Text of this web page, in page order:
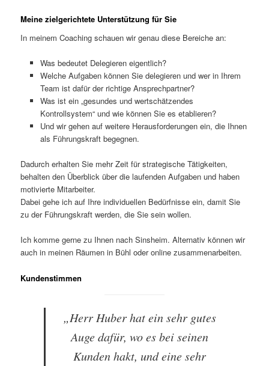
Meine zielgerichtete Unterstützung für Sie
In meinem Coaching schauen wir genau diese Bereiche an:
Was bedeutet Delegieren eigentlich?
Welche Aufgaben können Sie delegieren und wer in Ihrem
Team ist dafür der richtige Ansprechpartner?
Was ist ein „gesundes und wertschätzendes
Kontrollsystem“ und wie können Sie es etablieren?
Und wir gehen auf weitere Herausforderungen ein, die Ihnen
als Führungskraft begegnen.
Dadurch erhalten Sie mehr Zeit für strategische Tätigkeiten,
behalten den Überblick über die laufenden Aufgaben und haben
motivierte Mitarbeiter.
Dabei gehe ich auf Ihre individuellen Bedürfnisse ein, damit Sie
zu der Führungskraft werden, die Sie sein wollen.
Ich komme gerne zu Ihnen nach Sinsheim. Alternativ können wir
auch in meinen Räumen in Bühl oder online zusammenarbeiten.
Kundenstimmen
„Herr Huber hat ein sehr gutes
Auge dafür, wo es bei seinen
Kunden hakt, und eine sehr